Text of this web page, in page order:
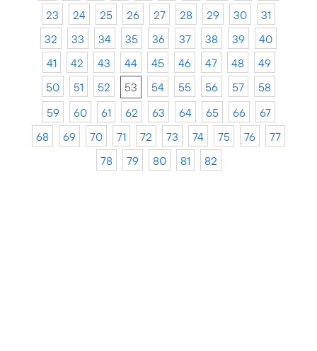
23
24 25 26 27 28 29 30
31
32
33 34 35 36 37 38 39
40
41
42 43 44 45 46 47 48
49
50
51 52 53 54 55 56 57
58
59
60 61 62 63 64 65 66
67
68
69 70 71 72 73 74 75 76
77
78
79 80 81 82